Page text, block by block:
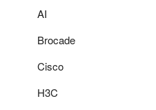
AI
Brocade
Cisco
H3C